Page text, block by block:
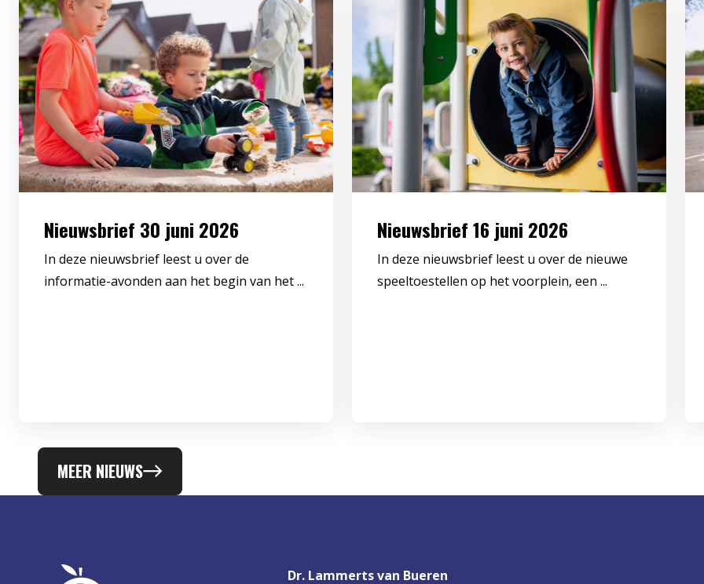
Nieuwsbrief 30 juni 2026
In deze nieuwsbrief leest u over de
informatie-avonden aan het begin van het ...
Nieuwsbrief 16 juni 2026
In deze nieuwsbrief leest u over de nieuwe
speeltoestellen op het voorplein, een ...
MEER NIEUWS
Dr. Lammerts van Bueren